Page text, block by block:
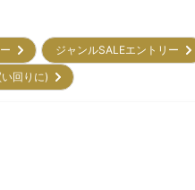
ー ジャンルSALEエントリー
い回りに)